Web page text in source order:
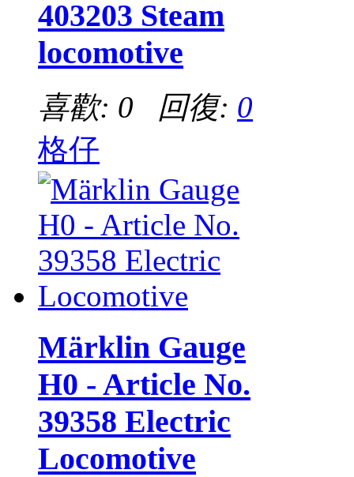
403203 Steam
locomotive
喜歡: 0 回復: 0
格仔
Märklin Gauge
H0 - Article No.
39358 Electric
Locomotive